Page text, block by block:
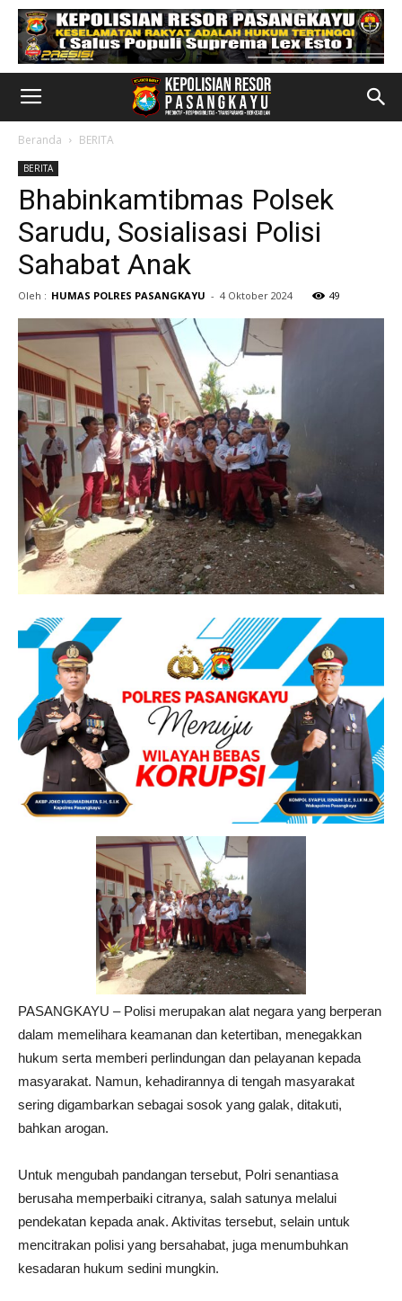
Beranda BERITA
BERITA
Bhabinkamtibmas Polsek
Sarudu, Sosialisasi Polisi
Sahabat Anak
Oleh : HUMAS POLRES PASANGKAYU - 4 Oktober 2024 49
PASANGKAYU – Polisi merupakan alat negara yang berperan
dalam memelihara keamanan dan ketertiban, menegakkan
hukum serta memberi perlindungan dan pelayanan kepada
masyarakat. Namun, kehadirannya di tengah masyarakat
sering digambarkan sebagai sosok yang galak, ditakuti,
bahkan arogan.
Untuk mengubah pandangan tersebut, Polri senantiasa
berusaha memperbaiki citranya, salah satunya melalui
pendekatan kepada anak. Aktivitas tersebut, selain untuk
mencitrakan polisi yang bersahabat, juga menumbuhkan
kesadaran hukum sedini mungkin.